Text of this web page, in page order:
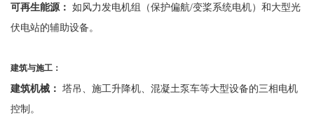
可再生能源： 如风力发电机组（保护偏航/变桨系统电机）和大型光
伏电站的辅助设备。
建筑与施工：
建筑机械： 塔吊、施工升降机、混凝土泵车等大型设备的三相电机
控制。